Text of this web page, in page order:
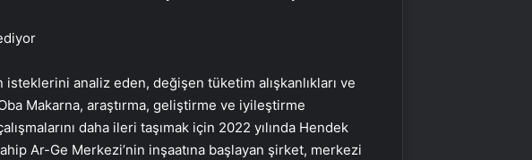
analiz eden, değişen tüketim alışkanlıkları ve
Makarna, araştırma, geliştirme ve iyileştirme
daha ileri taşımak için 2022 yılında Hendek
Ar-Ge Merkezi’nin inşaatına başlayan şirket, merkezi